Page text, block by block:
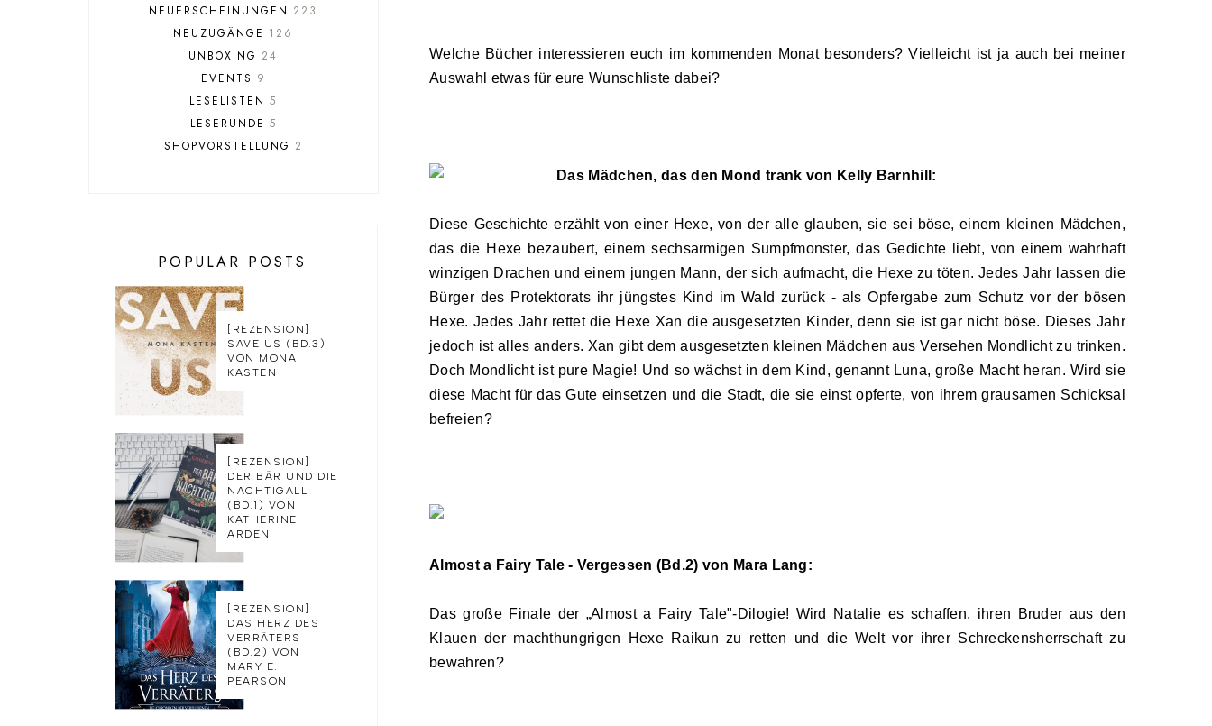
Welche Bücher interessieren euch im kommenden Monat besonders? Vielleicht ist ja auch bei meiner
Auswahl etwas für eure Wunschliste dabei?
Das Mädchen, das den Mond trank von Kelly Barnhill:
Diese Geschichte erzählt von einer Hexe, von der alle glauben, sie sei böse, einem kleinen Mädchen,
das die Hexe bezaubert, einem sechsarmigen Sumpfmonster, das Gedichte liebt, von einem wahrhaft
winzigen Drachen und einem jungen Mann, der sich aufmacht, die Hexe zu töten. Jedes Jahr lassen die
Bürger des Protektorats ihr jüngstes Kind im Wald zurück - als Opfergabe zum Schutz vor der bösen
Hexe. Jedes Jahr rettet die Hexe Xan die ausgesetzten Kinder, denn sie ist gar nicht böse. Dieses Jahr
jedoch ist alles anders. Xan gibt dem ausgesetzten kleinen Mädchen aus Versehen Mondlicht zu trinken.
Doch Mondlicht ist pure Magie! Und so wächst in dem Kind, genannt Luna, große Macht heran. Wird sie
diese Macht für das Gute einsetzen und die Stadt, die sie einst opferte, von ihrem grausamen Schicksal
befreien?
Almost a Fairy Tale - Vergessen (Bd.2) von Mara Lang:
Das große Finale der „Almost a Fairy Tale"-Dilogie! Wird Natalie es schaffen, ihren Bruder aus den
Klauen der machthungrigen Hexe Raikun zu retten und die Welt vor ihrer Schreckensherrschaft zu
bewahren?
NEUERSCHEINUNGEN 223
NEUZUGÄNGE 126
UNBOXING 24
EVENTS 9
LESELISTEN 5
LESERUNDE 5
SHOPVORSTELLUNG 2
POPULAR POSTS
[REZENSION]
SAVE US (BD.3)
VON MONA
KASTEN
[REZENSION]
DER BÄR UND DIE
NACHTIGALL
(BD.1) VON
KATHERINE
ARDEN
[REZENSION]
DAS HERZ DES
VERRÄTERS
(BD.2) VON
MARY E.
PEARSON